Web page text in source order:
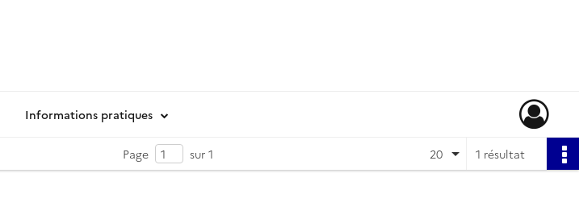
Informations pratiques
Page sur 1 1 résultat
20